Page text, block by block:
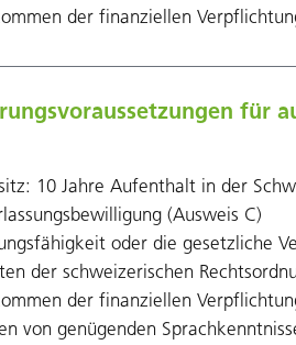
der finanziellen
für
10 Jahre Aufenthalt in der
(Ausweis C)
oder die gesetzliche
der schweizerischen
der finanziellen
von genügenden